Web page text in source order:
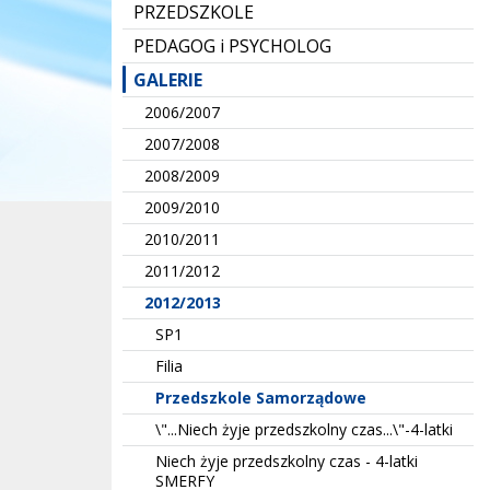
PRZEDSZKOLE
PEDAGOG i PSYCHOLOG
GALERIE
2006/2007
2007/2008
2008/2009
2009/2010
2010/2011
2011/2012
2012/2013
SP1
Filia
Przedszkole Samorządowe
\"...Niech żyje przedszkolny czas...\"-4-latki
Niech żyje przedszkolny czas - 4-latki
SMERFY